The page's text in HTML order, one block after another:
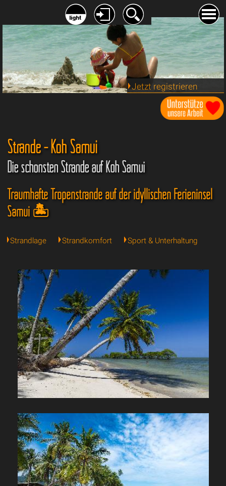
Jetzt registrieren
Strände - Koh Samui
Die schönsten Strände auf Koh Samui
Traumhafte Tropenstrände auf der idyllischen Ferieninsel
Samui 🏝
Strandlage Strandkomfort Sport & Unterhaltung